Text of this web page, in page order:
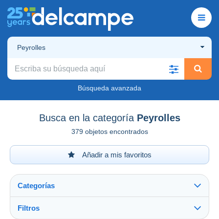
Peyrolles
Búsqueda avanzada
Busca en la categoría Peyrolles
379 objetos encontrados
Añadir a mis favoritos
Categorías
Filtros